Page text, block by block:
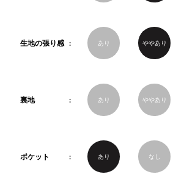
生地の張り感 あり ややあり
裏地 あり ややあり
ポケット あり なし